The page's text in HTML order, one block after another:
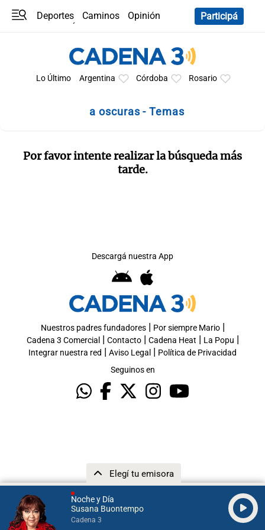
Noche y Día
Susana Buontempo
Cadena 3
Elegí tu emisora
Deportes Caminos
Opinión
Participá
Lo Último Argentina Córdoba Rosario
a oscuras - Temas
Por favor intente realizar la búsqueda más
tarde.
Descargá nuestra App
Nuestros padres fundadores| Por siempre Mario|
Cadena 3 Comercial | Contacto| Cadena Heat | La Popu |
Integrar nuestra red | Aviso Legal | Política de Privacidad
Seguinos en